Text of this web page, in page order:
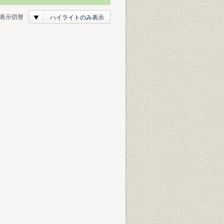
表示切替 ハイライトのみ表示